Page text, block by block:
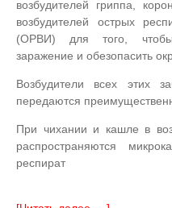
возбудителей гриппа,
возбудителей острых
(ОРВИ) для того, чтобы
заражение и обезопасить
Возбудители всех этих
передаются
При чихании и кашле в
распространяются
респират